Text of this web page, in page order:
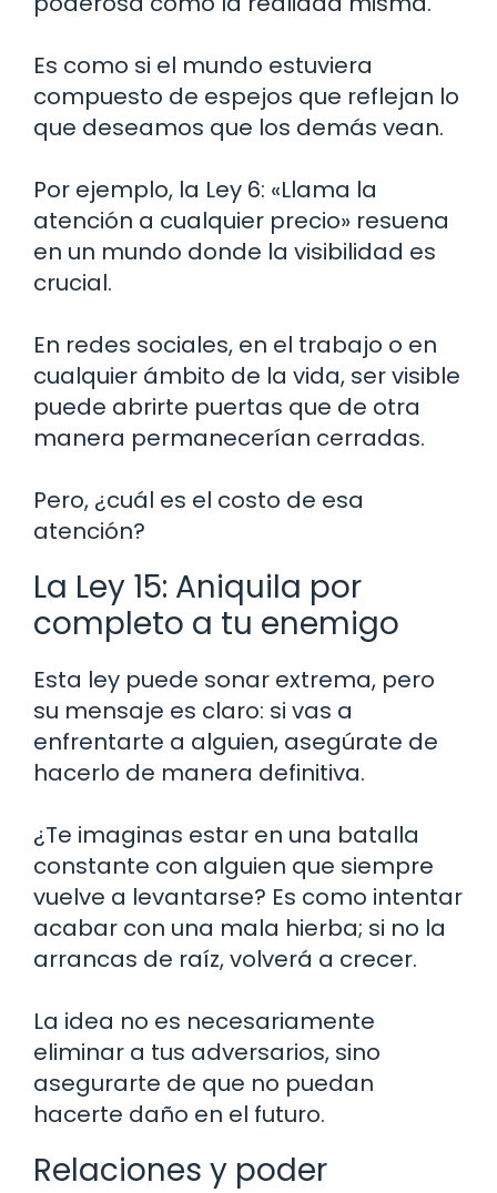
Es como si el mundo estuviera
compuesto de espejos que reflejan lo
que deseamos que los demás vean.
Por ejemplo, la Ley 6: «Llama la
atención a cualquier precio» resuena
en un mundo donde la visibilidad es
crucial.
En redes sociales, en el trabajo o en
cualquier ámbito de la vida, ser visible
puede abrirte puertas que de otra
manera permanecerían cerradas.
Pero, ¿cuál es el costo de esa
atención?
La Ley 15: Aniquila por
completo a tu enemigo
Esta ley puede sonar extrema, pero
su mensaje es claro: si vas a
enfrentarte a alguien, asegúrate de
hacerlo de manera definitiva.
¿Te imaginas estar en una batalla
constante con alguien que siempre
vuelve a levantarse? Es como intentar
acabar con una mala hierba; si no la
arrancas de raíz, volverá a crecer.
La idea no es necesariamente
eliminar a tus adversarios, sino
asegurarte de que no puedan
hacerte daño en el futuro.
Relaciones y poder